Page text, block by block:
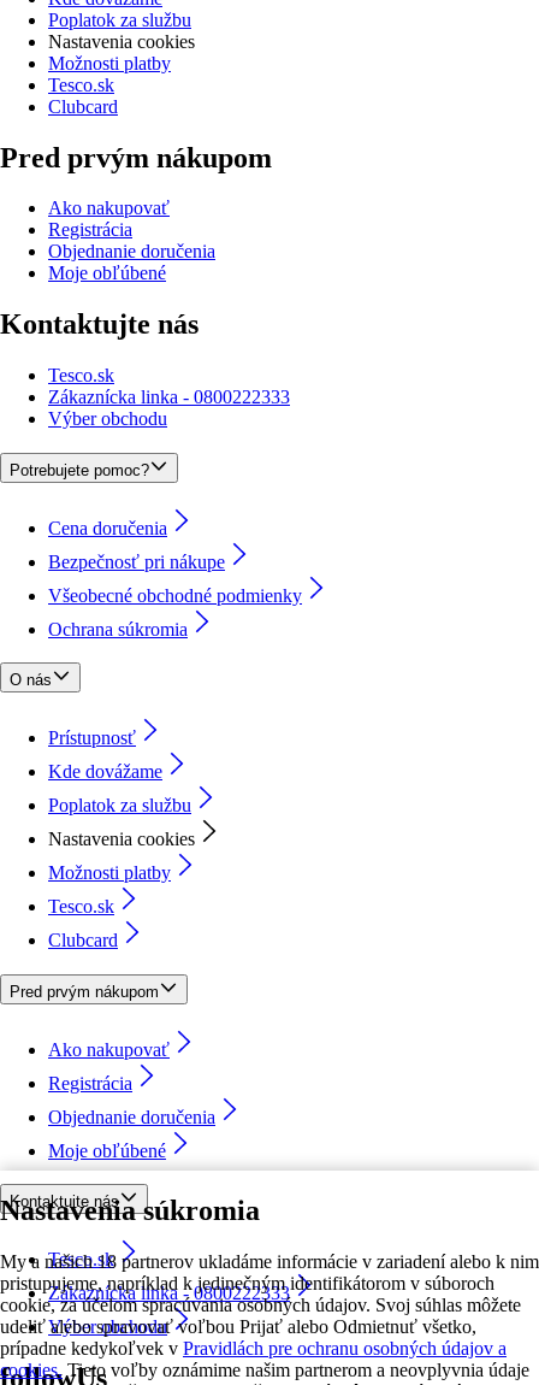
Nastavenia súkromia
My a našich 18 partnerov ukladáme informácie v zariadení alebo k nim
pristupujeme, napríklad k jedinečným identifikátorom v súboroch
cookie, za účelom spracúvania osobných údajov. Svoj súhlas môžete
udeliť alebo spravovať voľbou Prijať alebo Odmietnuť všetko,
prípadne kedykoľvek v Pravidlách pre ochranu osobných údajov a
cookies. Tieto voľby oznámime našim partnerom a neovplyvnia údaje
Poplatok za službu
Nastavenia cookies
Možnosti platby
Tesco.sk
Clubcard
Pred prvým nákupom
Ako nakupovať
Registrácia
Objednanie doručenia
Moje obľúbené
Kontaktujte nás
Tesco.sk
Zákaznícka linka - 0800222333
Výber obchodu
Potrebujete pomoc?
Cena doručenia
Bezpečnosť pri nákupe
Všeobecné obchodné podmienky
Ochrana súkromia
O nás
Prístupnosť
Kde dovážame
Poplatok za službu
Nastavenia cookies
Možnosti platby
Tesco.sk
Clubcard
Pred prvým nákupom
Ako nakupovať
Registrácia
Objednanie doručenia
Moje obľúbené
Kontaktujte nás
Tesco.sk
Zákaznícka linka - 0800222333
Výber obchodu
followUs